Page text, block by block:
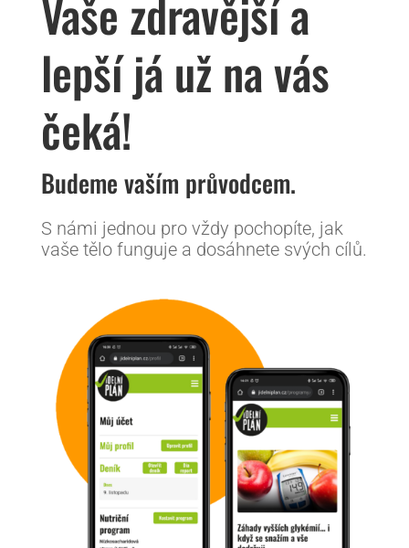
Vaše zdravější a
lepší já už na vás
čeká!
Budeme vaším průvodcem.
S námi jednou pro vždy pochopíte, jak
vaše tělo funguje a dosáhnete svých cílů.